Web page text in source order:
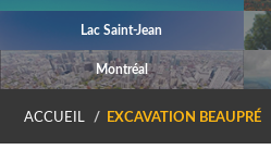
Lac Saint-Jean
Montréal
ACCUEIL EXCAVATION BEAUPRÉ